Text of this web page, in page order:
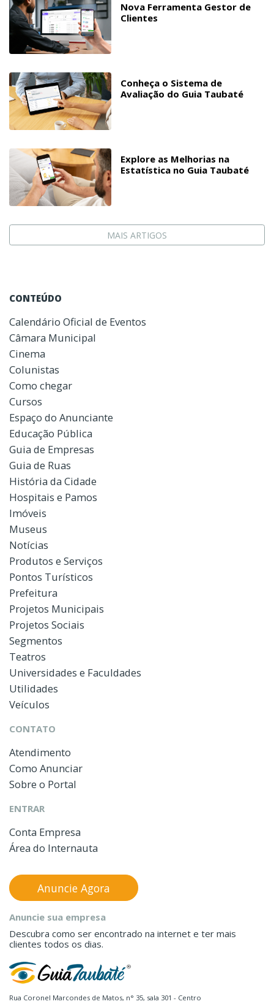
Nova Ferramenta Gestor de
Clientes
Conheça o Sistema de
Avaliação do Guia Taubaté
Explore as Melhorias na
Estatística no Guia Taubaté
MAIS ARTIGOS
CONTEÚDO
Calendário Oficial de Eventos
Câmara Municipal
Cinema
Colunistas
Como chegar
Cursos
Espaço do Anunciante
Educação Pública
Guia de Empresas
Guia de Ruas
História da Cidade
Hospitais e Pamos
Imóveis
Museus
Notícias
Produtos e Serviços
Pontos Turísticos
Prefeitura
Projetos Municipais
Projetos Sociais
Segmentos
Teatros
Universidades e Faculdades
Utilidades
Veículos
CONTATO
Atendimento
Como Anunciar
Sobre o Portal
ENTRAR
Conta Empresa
Área do Internauta
Rua Coronel Marcondes de Matos, n° 35, sala 301 - Centro
Anuncie sua empresa
Descubra como ser encontrado na internet e ter mais
clientes todos os dias.
Anuncie Agora